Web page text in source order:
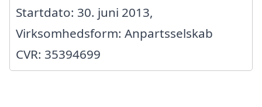
Startdato: 30. juni 2013,
Virksomhedsform: Anpartsselskab
CVR: 35394699